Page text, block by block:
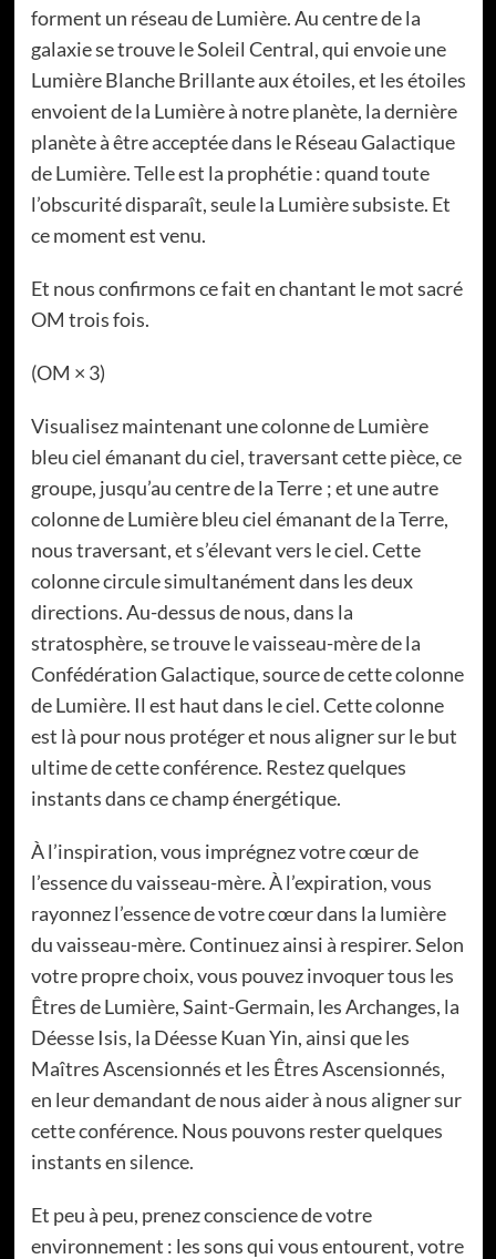
forment un réseau de Lumière. Au centre de la
galaxie se trouve le Soleil Central, qui envoie une
Lumière Blanche Brillante aux étoiles, et les étoiles
envoient de la Lumière à notre planète, la dernière
planète à être acceptée dans le Réseau Galactique
de Lumière. Telle est la prophétie : quand toute
l’obscurité disparaît, seule la Lumière subsiste. Et
ce moment est venu.
Et nous confirmons ce fait en chantant le mot sacré
OM trois fois.
(OM × 3)
Visualisez maintenant une colonne de Lumière
bleu ciel émanant du ciel, traversant cette pièce, ce
groupe, jusqu’au centre de la Terre ; et une autre
colonne de Lumière bleu ciel émanant de la Terre,
nous traversant, et s’élevant vers le ciel. Cette
colonne circule simultanément dans les deux
directions. Au-dessus de nous, dans la
stratosphère, se trouve le vaisseau-mère de la
Confédération Galactique, source de cette colonne
de Lumière. Il est haut dans le ciel. Cette colonne
est là pour nous protéger et nous aligner sur le but
ultime de cette conférence. Restez quelques
instants dans ce champ énergétique.
À l’inspiration, vous imprégnez votre cœur de
l’essence du vaisseau-mère. À l’expiration, vous
rayonnez l’essence de votre cœur dans la lumière
du vaisseau-mère. Continuez ainsi à respirer. Selon
votre propre choix, vous pouvez invoquer tous les
Êtres de Lumière, Saint-Germain, les Archanges, la
Déesse Isis, la Déesse Kuan Yin, ainsi que les
Maîtres Ascensionnés et les Êtres Ascensionnés,
en leur demandant de nous aider à nous aligner sur
cette conférence. Nous pouvons rester quelques
instants en silence.
Et peu à peu, prenez conscience de votre
environnement : les sons qui vous entourent, votre